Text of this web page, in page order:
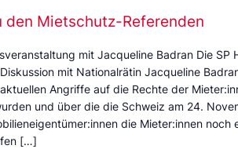
den Mietschutz-Referenden
mit Jacqueline Badran Die SP
mit Nationalrätin Jacqueline
Angriffe auf die Rechte der
und über die die Schweiz am 24.
die Mieter:innen noch
[…]